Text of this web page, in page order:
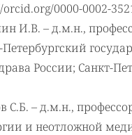
0000-0002-
И.В. – д.м.н.,
Петербургский
России; Санкт-
С.Б. – д.м.н.,
и неотложной